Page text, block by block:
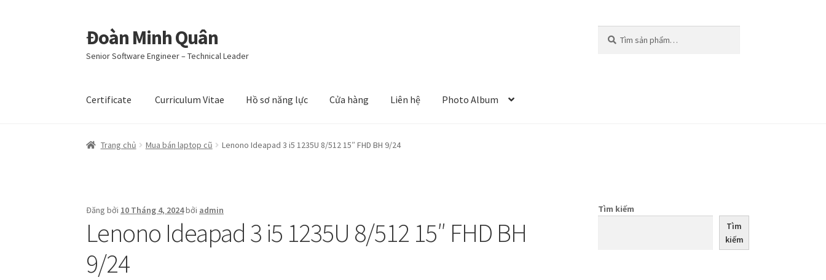
Đi
đến
Điều
Chuyển
đến
nội
Đoàn Minh Quân
Senior Software Engineer – Technical Leader
kiếm:
kiếm
Certificate Curriculum Vitae Hồ sơ năng lực Cửa hàng Liên hệ Photo Album
Trang chủ Mua bán laptop cũ Lenono Ideapad 3 i5 1235U 8/512 15″ FHD BH 9/24
Đăng bởi 10 Tháng 4, 2024bởi admin
Lenono Ideapad 3 i5 1235U 8/512 15″ FHD BH
9/24
Tìm kiếm
Tìm
kiếm